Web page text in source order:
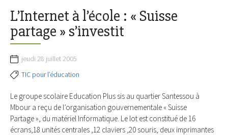
L’Internet à l’école : « Suisse
partage » s’investit
jeudi 28 juillet 2005
TIC pour l’éducation
Le groupe scolaire Education Plus sis au quartier Santessou à
Mbour a reçu de l’organisation gouvernementale « Suisse
Partage », du matériel Informatique. Le lot est constitué de 16
écrans,18 unités centrales ,12 claviers ,20 souris, deux imprimantes